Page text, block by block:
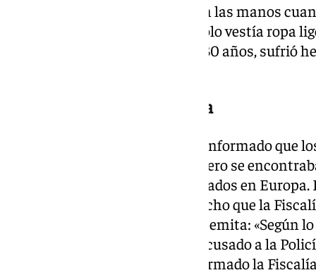
Según la Policía, tenía sangre en las manos
ningún documento consigo y sólo vestía ropa
víctima, un turista vizcaíno de 30 años, sufrió
Posible atentado antisemita
Los responsables del caso han informado que
a las 18.00 horas, cuando el viajero se
monumento a los judíos asesinados en
declaraciones del autor, han hecho que la
como un posible atentado antisemita: «Según
todo por las declaraciones del acusado a la
planeando matar judíos», ha afirmado la